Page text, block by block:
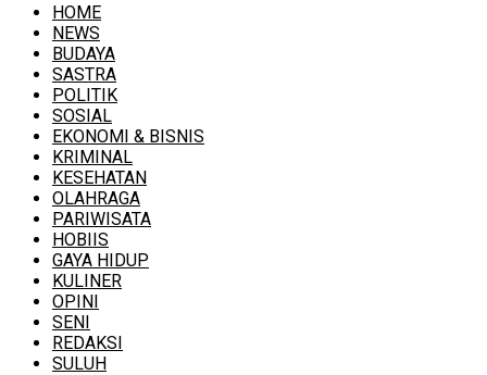
HOME
NEWS
BUDAYA
SASTRA
POLITIK
SOSIAL
EKONOMI & BISNIS
KRIMINAL
KESEHATAN
OLAHRAGA
PARIWISATA
HOBIIS
GAYA HIDUP
KULINER
OPINI
SENI
REDAKSI
SULUH